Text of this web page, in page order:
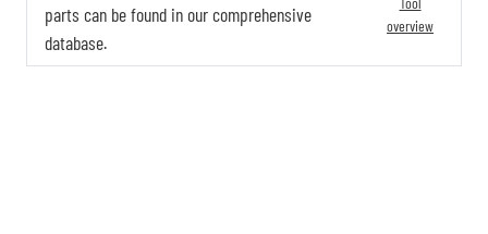
parts can be found in our comprehensive
database.
overview